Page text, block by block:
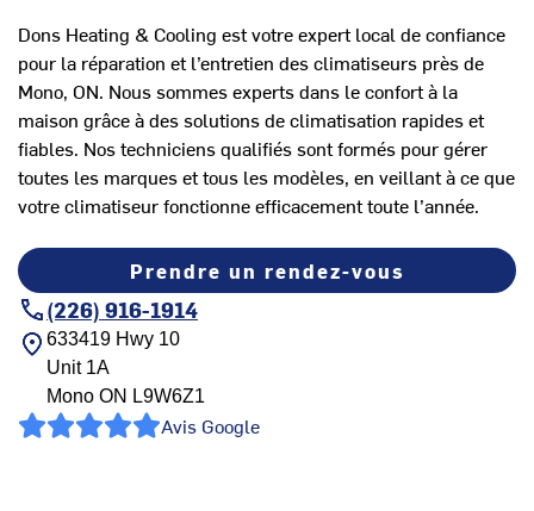
Dons Heating & Cooling est votre expert local de confiance
pour la réparation et l’entretien des climatiseurs près de
Mono, ON. Nous sommes experts dans le confort à la
maison grâce à des solutions de climatisation rapides et
fiables. Nos techniciens qualifiés sont formés pour gérer
toutes les marques et tous les modèles, en veillant à ce que
votre climatiseur fonctionne efficacement toute l’année.
Prendre un rendez-vous
(226) 916-1914
633419 Hwy 10
Unit 1A
Mono ON L9W6Z1
Avis Google